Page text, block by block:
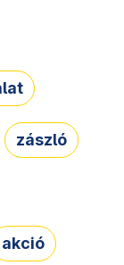
zászló
akció